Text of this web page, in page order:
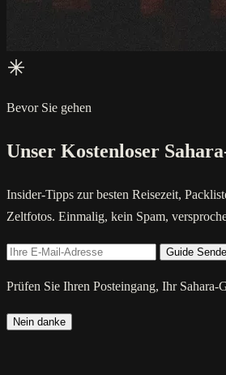
Bevor Sie gehen
Unser Kostenloser
Insider-Tipps zur besten Reisezeit,
Zeltfotos. Einmalig, kein Spam,
Guide
Prüfen Sie Ihren Posteingang, Ihr Sahara-
Nein danke